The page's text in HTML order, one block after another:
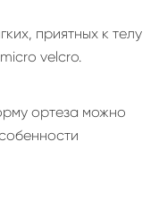
приятных к телу
velcro.
ортеза можно